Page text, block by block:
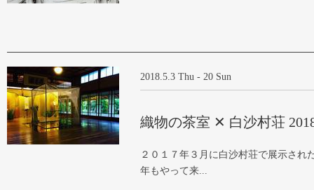
2018.5.3 Thu - 20 Sun
織物の茶室 ✕ 白沙村荘
２０１７年３月に白沙村荘で展示され
年もやって来...